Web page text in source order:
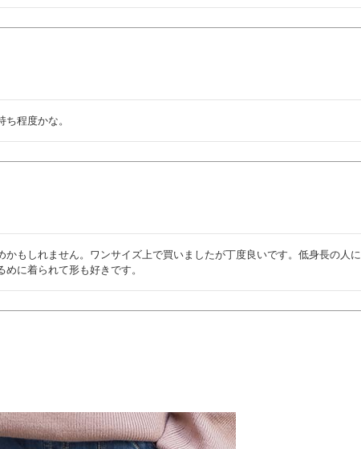
程度かな。
かもしれません。ワンサイズ上で買いましたが丁度良いです。低身長の人
に着られて形も好きです。